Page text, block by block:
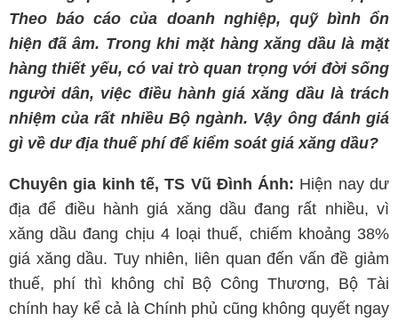
Theo báo cáo của doanh nghiệp, quỹ bình ổn
hiện đã âm. Trong khi mặt hàng xăng dầu là mặt
hàng thiết yếu, có vai trò quan trọng với đời sống
người dân, việc điều hành giá xăng dầu là trách
nhiệm của rất nhiều Bộ ngành. Vậy ông đánh giá
gì về dư địa thuế phí để kiểm soát giá xăng dầu?
Chuyên gia kinh tế, TS Vũ Đình Ánh: Hiện nay dư
địa để điều hành giá xăng dầu đang rất nhiều, vì
xăng dầu đang chịu 4 loại thuế, chiếm khoảng 38%
giá xăng dầu. Tuy nhiên, liên quan đến vấn đề giảm
thuế, phí thì không chỉ Bộ Công Thương, Bộ Tài
chính hay kể cả là Chính phủ cũng không quyết ngay